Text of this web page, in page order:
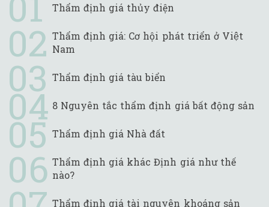
Thẩm định giá thủy điện
Thẩm định giá: Cơ hội phát triển ở Việt
Nam
Thẩm định giá tàu biển
8 Nguyên tắc thẩm định giá bất động sản
Thẩm định giá Nhà đất
Thẩm định giá khác Định giá như thế
nào?
Thẩm định giá tài nguyên khoáng sản